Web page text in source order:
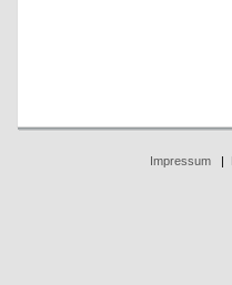
Impressum|